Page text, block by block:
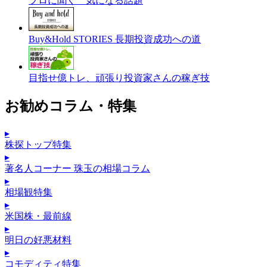
Buy&Hold STORIES 長期投資成功への道
目指せ億トレ、頑張り投資家さんの稼ぎ技
お勧めコラム・特集
▸
株探トップ特集
▸
著名人コーナー 珠玉の相場コラム
▸
相場観特集
▸
米国株・最前線
▸
明日の好悪材料
▸
コモディティ特集